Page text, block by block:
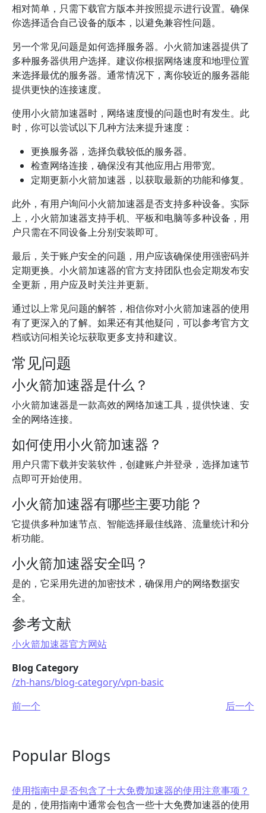
相对简单，只需下载官方版本并按照提示进行设置。确保
你选择适合自己设备的版本，以避免兼容性问题。
另一个常见问题是如何选择服务器。小火箭加速器提供了
多种服务器供用户选择。建议你根据网络速度和地理位置
来选择最优的服务器。通常情况下，离你较近的服务器能
提供更快的连接速度。
使用小火箭加速器时，网络速度慢的问题也时有发生。此
时，你可以尝试以下几种方法来提升速度：
更换服务器，选择负载较低的服务器。
检查网络连接，确保没有其他应用占用带宽。
定期更新小火箭加速器，以获取最新的功能和修复。
此外，有用户询问小火箭加速器是否支持多种设备。实际
上，小火箭加速器支持手机、平板和电脑等多种设备，用
户只需在不同设备上分别安装即可。
最后，关于账户安全的问题，用户应该确保使用强密码并
定期更换。小火箭加速器的官方支持团队也会定期发布安
全更新，用户应及时关注并更新。
通过以上常见问题的解答，相信你对小火箭加速器的使用
有了更深入的了解。如果还有其他疑问，可以参考官方文
档或访问相关论坛获取更多支持和建议。
常见问题
小火箭加速器是什么？
小火箭加速器是一款高效的网络加速工具，提供快速、安
全的网络连接。
如何使用小火箭加速器？
用户只需下载并安装软件，创建账户并登录，选择加速节
点即可开始使用。
小火箭加速器有哪些主要功能？
它提供多种加速节点、智能选择最佳线路、流量统计和分
析功能。
小火箭加速器安全吗？
是的，它采用先进的加密技术，确保用户的网络数据安
全。
参考文献
小火箭加速器官方网站
Blog Category
/zh-hans/blog-category/vpn-basic
前一个
后一个
Popular Blogs
使用指南中是否包含了十大免费加速器的使用注意事项？
是的，使用指南中通常会包含一些十大免费加速器的使用